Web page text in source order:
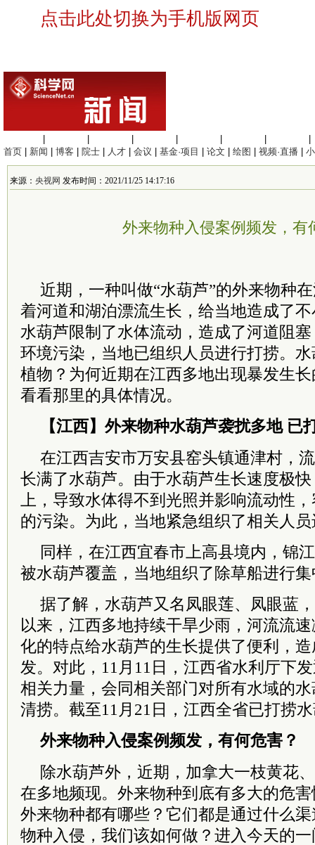
点击此处切换为手机版网页
首页
新闻 博客 院士 人才 会议 基金·项目 论文 绘图 视频·直播
来源： 央视网 发布时间：2021/11/25 14:17:16
外来物种入侵案例频发，有
近期，一种叫做“水葫芦”的外来物种
着河道和湖泊漂流生长，给当地造成了
水葫芦限制了水体流动，造成了河道阻
环境污染，当地已组织人员进行打捞。
植物？为何近期在江西多地出现暴发生
看看那里的具体情况。
【江西】外来物种水葫芦袭扰多地 已
在江西吉安市万安县窑头镇通津村，
长满了水葫芦。由于水葫芦生长速度极
上，导致水体得不到光照并影响流动性
的污染。为此，当地紧急组织了相关人
同样，在江西宜春市上高县境内，锦
被水葫芦覆盖，当地组织了除草船进行
据了解，水葫芦又名凤眼莲、凤眼蓝
以来，江西多地持续干旱少雨，河流流
化的特点给水葫芦的生长提供了便利，
发。对此，11月11日，江西省水利厅下
相关力量，会同相关部门对所有水域的
清捞。截至11月21日，江西全省已打捞
外来物种入侵案例频发，有何危害？
除水葫芦外，近期，加拿大一枝黄花
在多地频现。外来物种到底有多大的危
外来物种都有哪些？它们都是通过什么
物种入侵，我们该如何做？进入今天的